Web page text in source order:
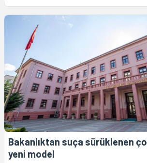
Bakanlıktan suça sürüklenen
yeni model